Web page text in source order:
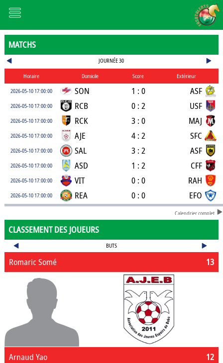
MATCHS
JOURNÉE 30
Horaire Domicile Score
Extérieur
2026-05-10 17:00:00
SON 1 : 0 ASF
2026-05-10 17:00:00 RCB 0 : 2 USF
2026-05-10 17:00:00 RCK 3 : 0 MAJ
2026-05-10 17:00:00 AJE 4 : 2 SFC
2026-05-10 17:00:00 SAL 3 : 2 ASF
2026-05-10 17:00:00 ASD 1 : 2 CFF
2026-05-10 17:00:00 VIT 0 : 0 RAH
2026-05-10 17:00:00 REA 0 : 0 EFO
Calendrier complet
CLASSEMENT DES JOUEURS
BUTS
13
Romaric Somé
12
Arnaud Yao